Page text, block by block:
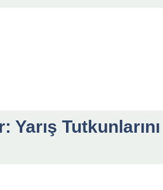
Tutkunlarını